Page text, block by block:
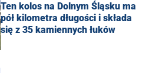
Ten kolos na Dolnym Śląsku ma
pół kilometra długości i składa
się z 35 kamiennych łuków